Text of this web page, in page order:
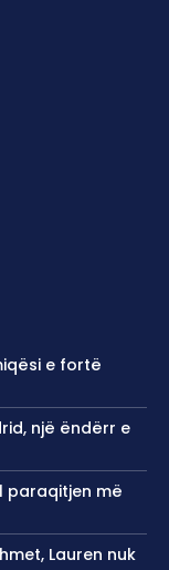
e fortë
një ëndërr e
paraqitjen më
Lauren nuk